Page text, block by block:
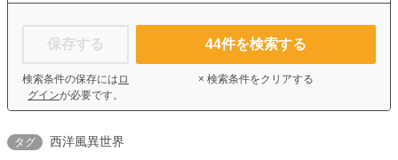
保存する
検索条件の保存には ロ
グインが必要です。
44件を検索する
× 検索条件をクリアする
タグ 西洋風異世界